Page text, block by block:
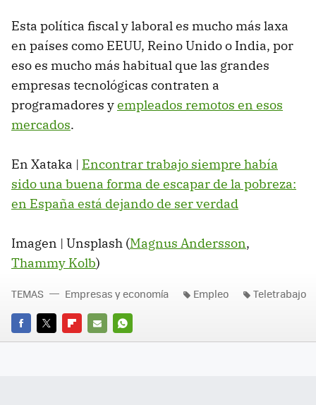
Esta política fiscal y laboral es mucho más laxa
en países como EEUU, Reino Unido o India, por
eso es mucho más habitual que las grandes
empresas tecnológicas contraten a
programadores yempleados remotos en esos
mercados.
En Xataka | Encontrar trabajo siempre había
sido una buena forma de escapar de la pobreza:
en España está dejando de ser verdad
Imagen | Unsplash (Magnus Andersson,
Thammy Kolb)
FACEBOOK
TWITTERFLIPBOARD
E-
WHATSAPP
TEMAS Empresas y economía Empleo Teletrabajo